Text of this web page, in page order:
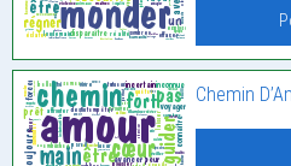
Chemin